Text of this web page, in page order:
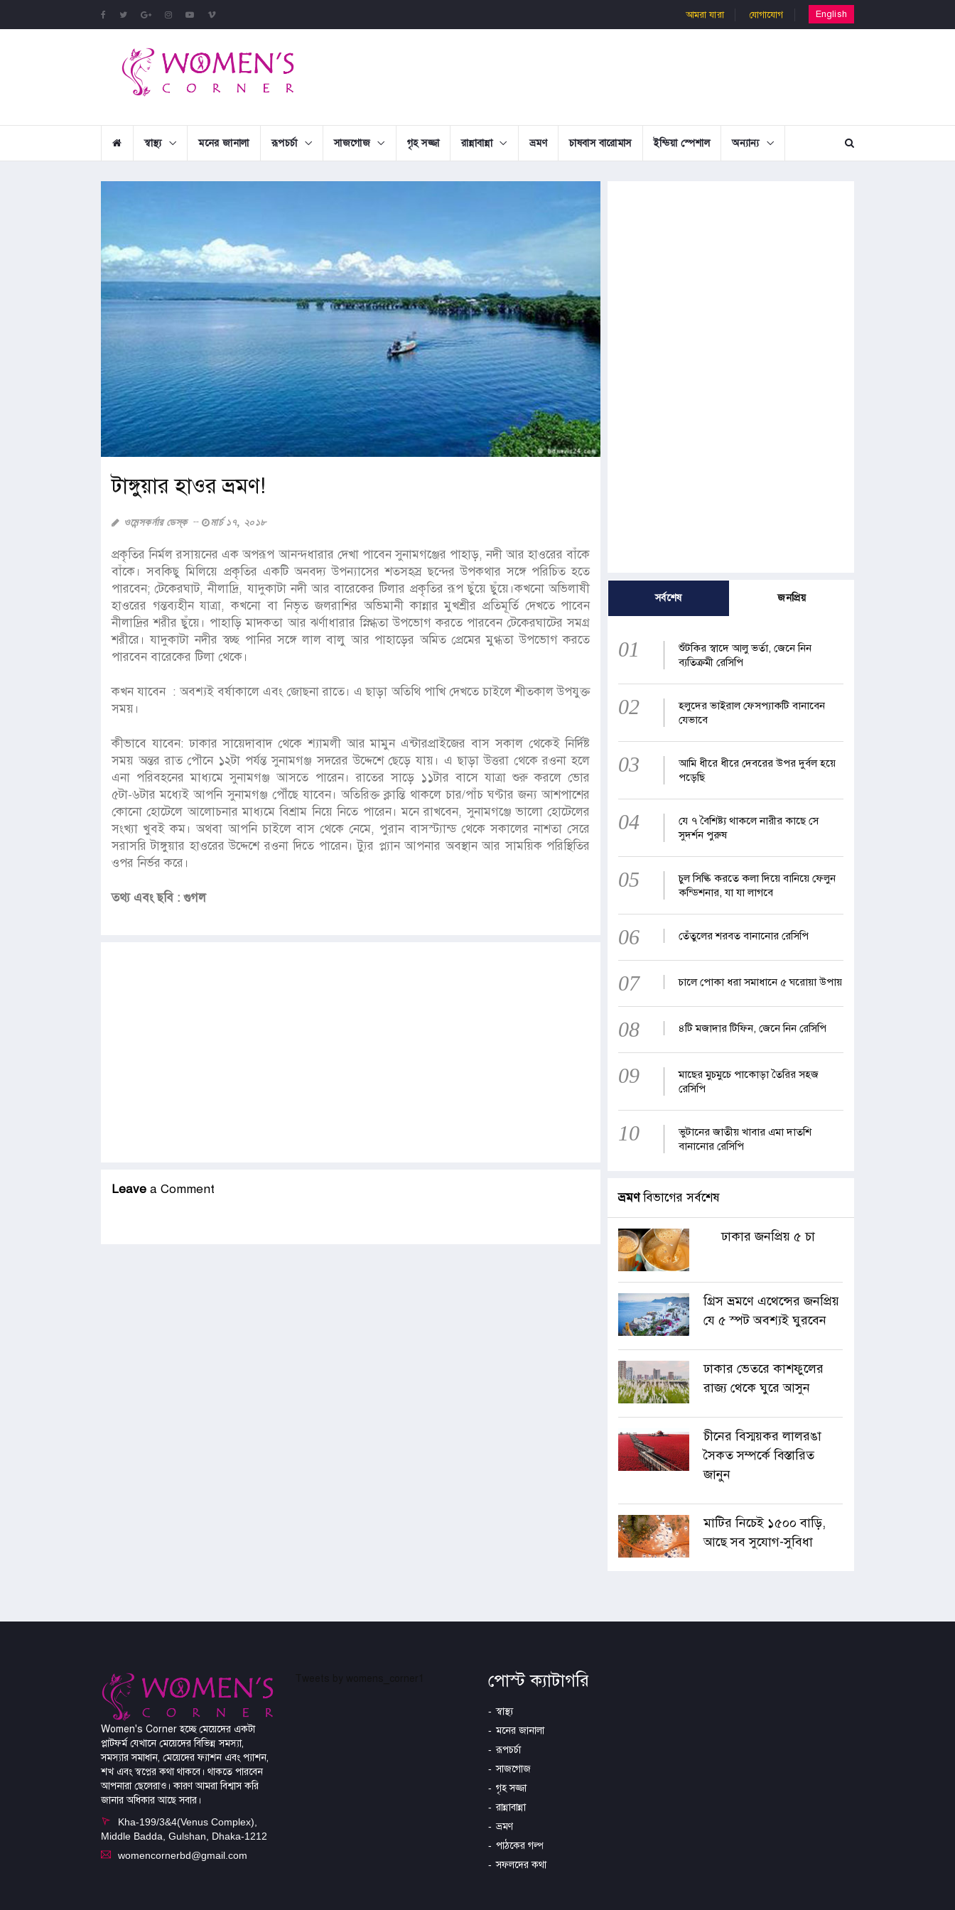
আমরা যারা যোগাযোগ English
স্বাস্থ্য মনের জানালা রূপচর্চা সাজগোজ গৃহ সজ্জা রান্নাবান্না ভ্রমণ চাষবাস বারোমাস ইন্ডিয়া স্পেশাল অন্যান্য
টাঙ্গুয়ার হাওর ভ্রমণ!
ওমেন্সকর্নার ডেস্ক মার্চ ১৭, ২০১৮
প্রকৃতির নির্মল রসায়নের এক অপরূপ আনন্দধারার দেখা পাবেন সুনামগঞ্জের পাহাড়, নদী আর হাওরের বাঁকে
বাঁকে। সবকিছু মিলিয়ে প্রকৃতির একটি অনবদ্য উপন্যাসের শতসহস্র ছন্দের উপকথার সঙ্গে পরিচিত হতে
পারবেন; টেকেরঘাট, নীলাদ্রি, যাদুকাটা নদী আর বারেকের টিলার প্রকৃতির রূপ ছুঁয়ে ছুঁয়ে।কখনো অভিলাষী
হাওরের গন্তব্যহীন যাত্রা, কখনো বা নিভৃত জলরাশির অভিমানী কান্নার মুখশ্রীর প্রতিমূর্তি দেখতে পাবেন
নীলাদ্রির শরীর ছুঁয়ে। পাহাড়ি মাদকতা আর ঝর্ণাধারার স্নিগ্ধতা উপভোগ করতে পারবেন টেকেরঘাটের সমগ্র
শরীরে। যাদুকাটা নদীর স্বচ্ছ পানির সঙ্গে লাল বালু আর পাহাড়ের অমিত প্রেমের মুগ্ধতা উপভোগ করতে
পারবেন বারেকের টিলা থেকে।
কখন যাবেন : অবশ্যই বর্ষাকালে এবং জোছনা রাতে। এ ছাড়া অতিথি পাখি দেখতে চাইলে শীতকাল উপযুক্ত
সময়।
কীভাবে যাবেন: ঢাকার সায়েদাবাদ থেকে শ্যামলী আর মামুন এন্টারপ্রাইজের বাস সকাল থেকেই নির্দিষ্ট
সময় অন্তর রাত পৌনে ১২টা পর্যন্ত সুনামগঞ্জ সদরের উদ্দেশে ছেড়ে যায়। এ ছাড়া উত্তরা থেকে রওনা হলে
এনা পরিবহনের মাধ্যমে সুনামগঞ্জ আসতে পারেন। রাতের সাড়ে ১১টার বাসে যাত্রা শুরু করলে ভোর
৫টা-৬টার মধ্যেই আপনি সুনামগঞ্জ পৌঁছে যাবেন। অতিরিক্ত ক্লান্তি থাকলে চার/পাঁচ ঘণ্টার জন্য আশপাশের
কোনো হোটেলে আলোচনার মাধ্যমে বিশ্রাম নিয়ে নিতে পারেন। মনে রাখবেন, সুনামগঞ্জে ভালো হোটেলের
সংখ্যা খুবই কম। অথবা আপনি চাইলে বাস থেকে নেমে, পুরান বাসস্ট্যান্ড থেকে সকালের নাশতা সেরে
সরাসরি টাঙ্গুয়ার হাওরের উদ্দেশে রওনা দিতে পারেন। ট্যুর প্ল্যান আপনার অবস্থান আর সাময়িক পরিস্থিতির
ওপর নির্ভর করে।
তথ্য এবং ছবি : গুগল
Leave a Comment
সর্বশেষ জনপ্রিয়
01
শুঁটকির স্বাদে আলু ভর্তা, জেনে নিন
ব্যতিক্রমী রেসিপি
02
হলুদের ভাইরাল ফেসপ্যাকটি বানাবেন
যেভাবে
03
আমি ধীরে ধীরে দেবরের উপর দুর্বল হয়ে
পড়েছি
04
যে ৭ বৈশিষ্ট্য থাকলে নারীর কাছে সে
সুদর্শন পুরুষ
05
চুল সিল্কি করতে কলা দিয়ে বানিয়ে ফেলুন
কন্ডিশনার, যা যা লাগবে
06 তেঁতুলের শরবত বানানোর রেসিপি
07 চালে পোকা ধরা সমাধানে ৫ ঘরোয়া উপায়
08 ৪টি মজাদার টিফিন, জেনে নিন রেসিপি
09
মাছের মুচমুচে পাকোড়া তৈরির সহজ
রেসিপি
10
ভুটানের জাতীয় খাবার এমা দাতশি
বানানোর রেসিপি
ভ্রমণবিভাগের সর্বশেষ
ঢাকার জনপ্রিয় ৫ চা
গ্রিস ভ্রমণে এথেন্সের জনপ্রিয়
যে ৫ স্পট অবশ্যই ঘুরবেন
ঢাকার ভেতরে কাশফুলের
রাজ্য থেকে ঘুরে আসুন
চীনের বিস্ময়কর লালরঙা
সৈকত সম্পর্কে বিস্তারিত
জানুন
মাটির নিচেই ১৫০০ বাড়ি,
আছে সব সুযোগ-সুবিধা
Women's Corner হচ্ছে মেয়েদের একটা
প্লাটফর্ম যেখানে মেয়েদের বিভিন্ন সমস্যা,
সমস্যার সমাধান, মেয়েদের ফ্যাশন এবং প্যাশন,
শখ এবং স্বপ্নের কথা থাকবে। থাকতে পারবেন
আপনারা ছেলেরাও। কারণ আমরা বিশ্বাস করি
জানার অধিকার আছে সবার।
Kha-199/3&4(Venus Complex),
Middle Badda, Gulshan, Dhaka-1212
womencornerbd@gmail.com
পোস্ট ক্যাটাগরি
স্বাস্থ্য
মনের জানালা
রূপচর্চা
সাজগোজ
গৃহ সজ্জা
রান্নাবান্না
ভ্রমণ
পাঠকের গল্প
সফলদের কথা